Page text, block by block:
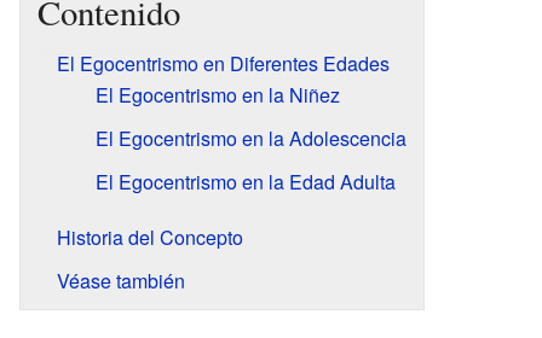
Contenido
El Egocentrismo en Diferentes Edades
El Egocentrismo en la Niñez
El Egocentrismo en la Adolescencia
El Egocentrismo en la Edad Adulta
Historia del Concepto
Véase también